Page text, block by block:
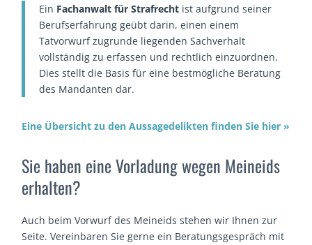
Ein Fachanwalt für Strafrecht ist aufgrund seiner
Berufserfahrung geübt darin, einen einem
Tatvorwurf zugrunde liegenden Sachverhalt
vollständig zu erfassen und rechtlich einzuordnen.
Dies stellt die Basis für eine bestmögliche Beratung
des Mandanten dar.
Eine Übersicht zu den Aussagedelikten finden Sie hier »
Sie haben eine Vorladung wegen Meineids
erhalten?
Auch beim Vorwurf des Meineids stehen wir Ihnen zur
Seite. Vereinbaren Sie gerne ein Beratungsgespräch mit